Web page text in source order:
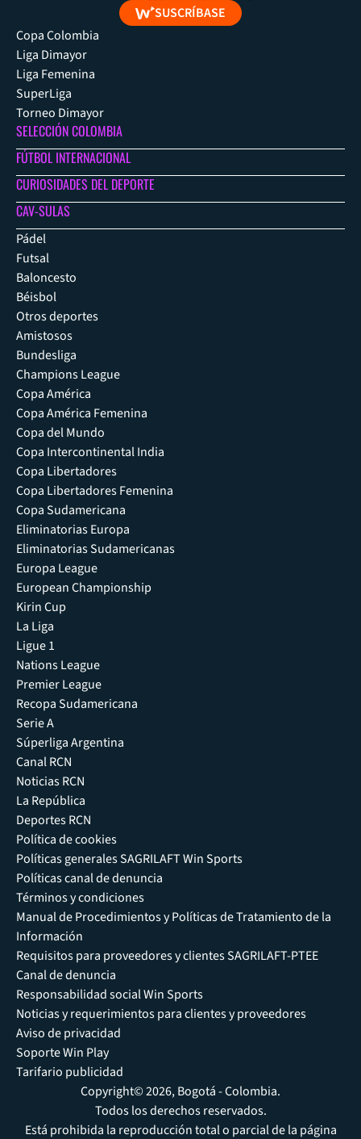
SUSCRÍBASE
Copa Colombia
Liga Dimayor
Liga Femenina
SuperLiga
Torneo Dimayor
SELECCIÓN COLOMBIA
FÚTBOL INTERNACIONAL
CURIOSIDADES DEL DEPORTE
CAV-SULAS
Pádel
Futsal
Baloncesto
Béisbol
Otros deportes
Amistosos
Bundesliga
Champions League
Copa América
Copa América Femenina
Copa del Mundo
Copa Intercontinental India
Copa Libertadores
Copa Libertadores Femenina
Copa Sudamericana
Eliminatorias Europa
Eliminatorias Sudamericanas
Europa League
European Championship
Kirin Cup
La Liga
Ligue 1
Nations League
Premier League
Recopa Sudamericana
Serie A
Súperliga Argentina
Canal RCN
Noticias RCN
La República
Deportes RCN
Política de cookies
Políticas generales SAGRILAFT Win Sports
Políticas canal de denuncia
Términos y condiciones
Manual de Procedimientos y Políticas de Tratamiento de la
Información
Requisitos para proveedores y clientes SAGRILAFT-PTEE
Canal de denuncia
Responsabilidad social Win Sports
Noticias y requerimientos para clientes y proveedores
Aviso de privacidad
Soporte Win Play
Tarifario publicidad
Copyright© 2026, Bogotá - Colombia.
Todos los derechos reservados.
Está prohibida la reproducción total o parcial de la página